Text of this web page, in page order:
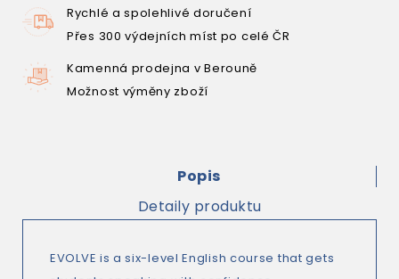
Rychlé a spolehlivé doručení
Přes 300 výdejních míst po celé ČR
Kamenná prodejna v Berouně
Možnost výměny zboží
Popis
Detaily produktu
EVOLVE is a six-level English course that gets